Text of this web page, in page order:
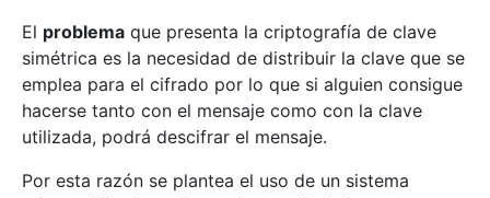
El problema que presenta la criptografía de clave
simétrica es la necesidad de distribuir la clave que se
emplea para el cifrado por lo que si alguien consigue
hacerse tanto con el mensaje como con la clave
utilizada, podrá descifrar el mensaje.
Por esta razón se plantea el uso de un sistema